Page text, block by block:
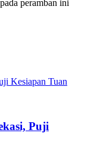
peramban ini
Puji